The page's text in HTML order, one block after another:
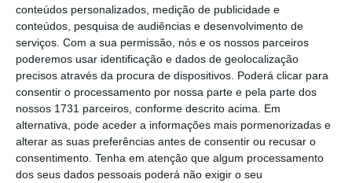
conteúdos personalizados, medição de publicidade e
conteúdos, pesquisa de audiências e desenvolvimento de
serviços. Com a sua permissão, nós e os nossos parceiros
poderemos usar identificação e dados de geolocalização
precisos através da procura de dispositivos. Poderá clicar para
consentir o processamento por nossa parte e pela parte dos
nossos 1731 parceiros, conforme descrito acima. Em
alternativa, pode aceder a informações mais pormenorizadas e
alterar as suas preferências antes de consentir ou recusar o
consentimento. Tenha em atenção que algum processamento
dos seus dados pessoais poderá não exigir o seu
No momento em que a informação é
mais importante do que nunca, apoie
o jornalismo independente e rigoroso.
De que forma? Assine o ECO Premium e
tenha acesso a notícias exclusivas, à
opinião que conta, às reportagens e
especiais que mostram o outro lado da